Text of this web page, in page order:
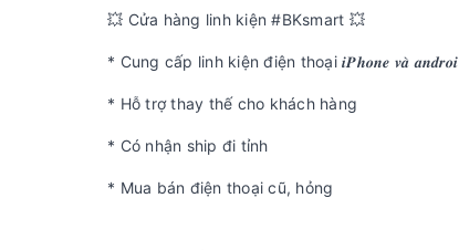
💥 Cửa hàng linh kiện #BKsmart 💥
* Cung cấp linh kiện điện thoại 𝒊𝑷𝒉𝒐𝒏𝒆 𝒗𝒂̀ 𝒂𝒏𝒅𝒓𝒐𝒊
* Hỗ trợ thay thế cho khách hàng
* Có nhận ship đi tỉnh
* Mua bán điện thoại cũ, hỏng